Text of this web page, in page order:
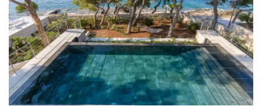
Sobe
Soba 1: Bračni krevet: 1
Soba 2: Bračni krevet: 1